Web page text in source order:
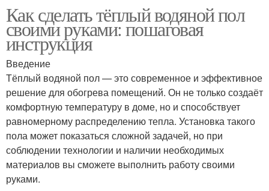
Как сделать тёплый водяной пол
своими руками: пошаговая
инструкция
Введение
Тёплый водяной пол — это современное и эффективное
решение для обогрева помещений. Он не только создаёт
комфортную температуру в доме, но и способствует
равномерному распределению тепла. Установка такого
пола может показаться сложной задачей, но при
соблюдении технологии и наличии необходимых
материалов вы сможете выполнить работу своими
руками.